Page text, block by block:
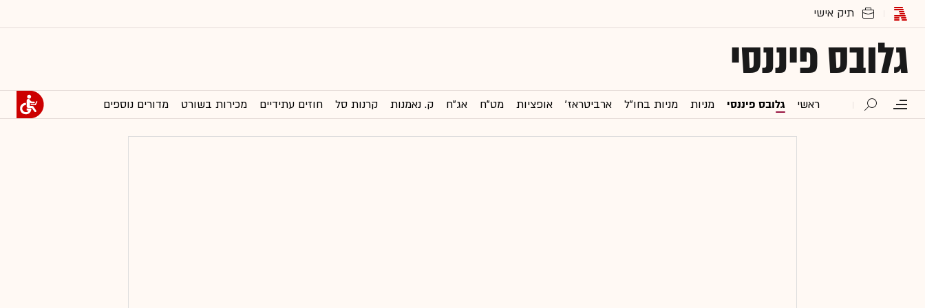
גלובס פיננסי
ראשי גלובס פיננסי מניות מניות בחו"ל ארביטראז' אופציות מט"ח אג"ח ק. נאמנות קרנות סל חוזים עתידיים מכירות בשורט מדורים נוספים